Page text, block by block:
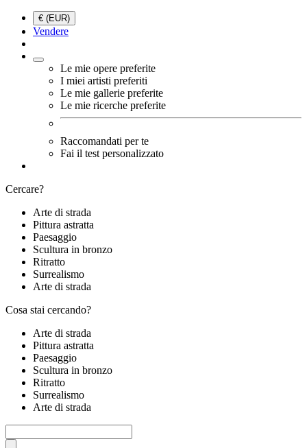
€ (EUR)
Vendere
Le mie opere preferite
I miei artisti preferiti
Le mie gallerie preferite
Le mie ricerche preferite
Raccomandati per te
Fai il test personalizzato
Cercare?
Arte di strada
Pittura astratta
Paesaggio
Scultura in bronzo
Ritratto
Surrealismo
Arte di strada
Cosa stai cercando?
Arte di strada
Pittura astratta
Paesaggio
Scultura in bronzo
Ritratto
Surrealismo
Arte di strada